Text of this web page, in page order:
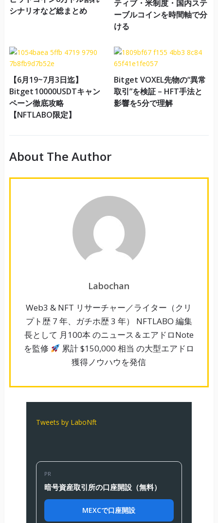
シナリオなど総まとめ
ティブ・米制度・国内ステ
ーブルコインを時間軸で分
ける
【6月19~7月3日迄】
Bitget 10000USDTキャン
ペーン徹底攻略
【NFTLABO限定】
Bitget VOXEL先物の“異常
取引”を検証 – HFT手法と
影響を5分で理解
About The Author
Labochan
Web3 & NFT リサーチャー／ライター（クリ
プト歴 7 年、ガチホ歴 3 年） NFTLABO 編集
長として 月100本 のニュース＆エアドロNote
を監修
累計 $150,000 相当 の大型エアドロ
獲得ノウハウを発信
Tweets by LaboNft
PR
暗号資産取引所の口座開設（無料）
MEXCで口座開設